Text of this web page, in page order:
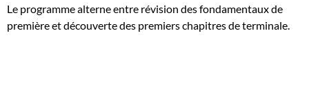
Le programme alterne entre révision des fondamentaux de
première et découverte des premiers chapitres de terminale.